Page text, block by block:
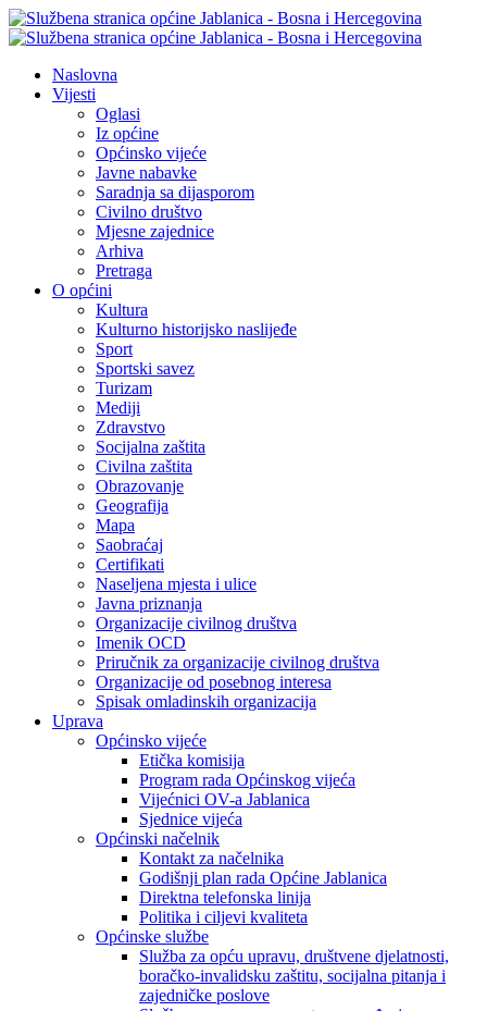
Naslovna
Vijesti
Oglasi
Iz općine
Općinsko vijeće
Javne nabavke
Saradnja sa dijasporom
Civilno društvo
Mjesne zajednice
Arhiva
Pretraga
O općini
Kultura
Kulturno historijsko naslijeđe
Sport
Sportski savez
Turizam
Mediji
Zdravstvo
Socijalna zaštita
Civilna zaštita
Obrazovanje
Geografija
Mapa
Saobraćaj
Certifikati
Naseljena mjesta i ulice
Javna priznanja
Organizacije civilnog društva
Imenik OCD
Priručnik za organizacije civilnog društva
Organizacije od posebnog interesa
Spisak omladinskih organizacija
Uprava
Općinsko vijeće
Etička komisija
Program rada Općinskog vijeća
Vijećnici OV-a Jablanica
Sjednice vijeća
Općinski načelnik
Kontakt za načelnika
Godišnji plan rada Općine Jablanica
Direktna telefonska linija
Politika i ciljevi kvaliteta
Općinske službe
Služba za opću upravu, društvene djelatnosti,
boračko-invalidsku zaštitu, socijalna pitanja i
zajedničke poslove